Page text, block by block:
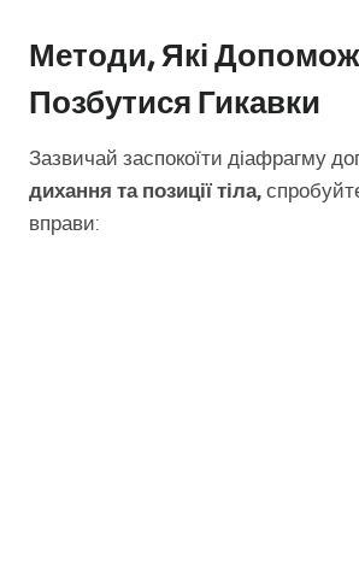
Методи, Які
Позбутися Гикавки
Зазвичай заспокоїти діафрагму
дихання та позиції тіла,
вправи: